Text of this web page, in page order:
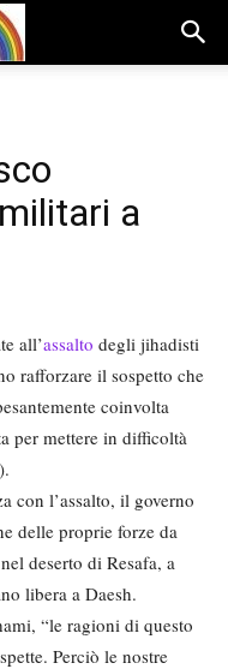
a
all’assalto degli jihadisti
rafforzare il sospetto che
coinvolta
per mettere in difficoltà
con l’assalto, il governo
delle proprie forze da
deserto di Resafa, a
libera a Daesh.
“le ragioni di questo
Perciò le nostre